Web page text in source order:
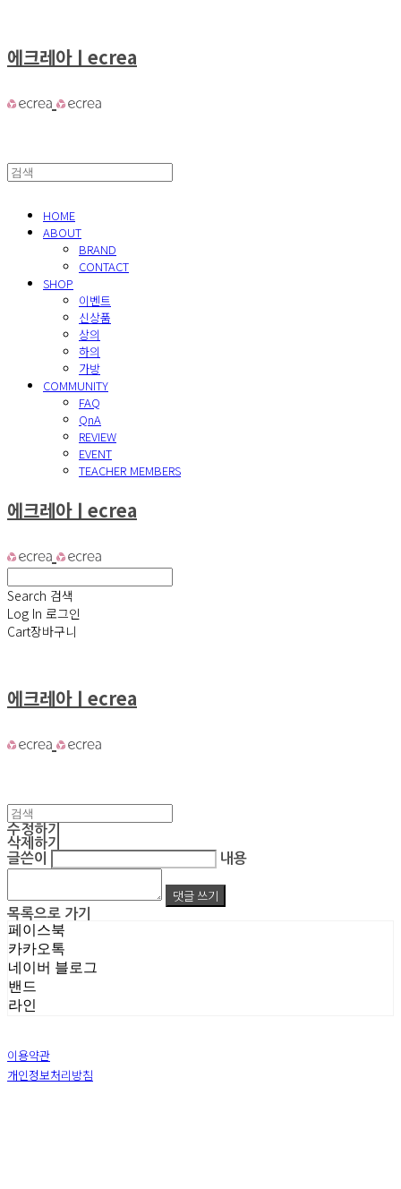
에크레아ㅣecrea
HOME
ABOUT
BRAND
CONTACT
SHOP
이벤트
신상품
상의
하의
가방
COMMUNITY
FAQ
QnA
REVIEW
EVENT
TEACHER MEMBERS
에크레아ㅣecrea
Search 검색
Log In 로그인
Cart장바구니
에크레아ㅣecrea
수정하기
삭제하기
글쓴이
내용
댓글 쓰기
목록으로 가기
페이스북
카카오톡
네이버 블로그
밴드
라인
이용약관
개인정보처리방침